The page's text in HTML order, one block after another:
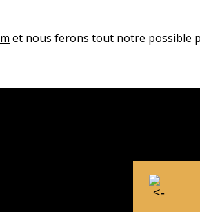
et nous ferons tout notre possible